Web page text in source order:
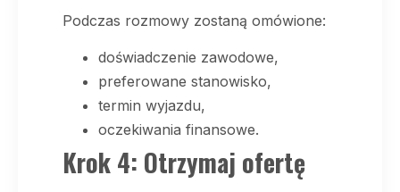
Podczas rozmowy zostaną omówione:
doświadczenie zawodowe,
preferowane stanowisko,
termin wyjazdu,
oczekiwania finansowe.
Krok 4: Otrzymaj ofertę